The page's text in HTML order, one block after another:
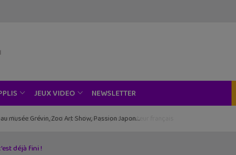
JEUX VIDEO NEWSLETTER
musée Grévin, Zoo Art Show, Passion Japon…
déjà fini !